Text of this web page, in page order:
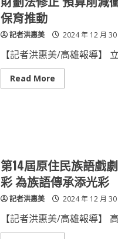
醫
啟
對
扭
轉
醫
療
掏
保育推動
記者洪惠美 2024 年 12 月 30
【記者洪惠美/高雄報導】
Read MoreRead
more
削
減
衝
擊
挑
戰
灣
海
洋
第14屆原住民族語戲
彩 為族語傳承添光彩
記者洪惠美 2024 年 12 月 30
【記者洪惠美/高雄報導】